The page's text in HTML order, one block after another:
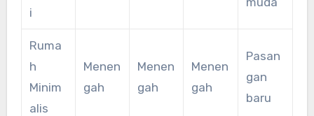
i
Ruma
h
Minim
alis
Menen
gah
Menen
gah
Menen
gah
Pasan
gan
baru